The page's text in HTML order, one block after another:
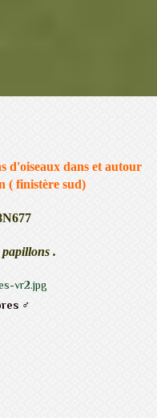
d'oiseaux dans et autour
( finistère sud)
.
♂